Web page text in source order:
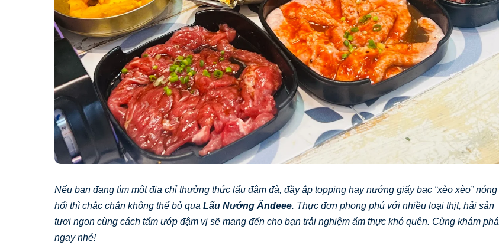
Nếu bạn đang tìm một địa chỉ thưởng thức lẩu đậm đà, đầy ắp topping hay nướng giấy bạc “xèo xèo” nóng
hổi thì chắc chắn không thể bỏ qua Lẩu Nướng Ăndeee. Thực đơn phong phú với nhiều loại thịt, hải sản
tươi ngon cùng cách tẩm ướp đậm vị sẽ mang đến cho bạn trải nghiệm ẩm thực khó quên. Cùng khám phá
ngay nhé!